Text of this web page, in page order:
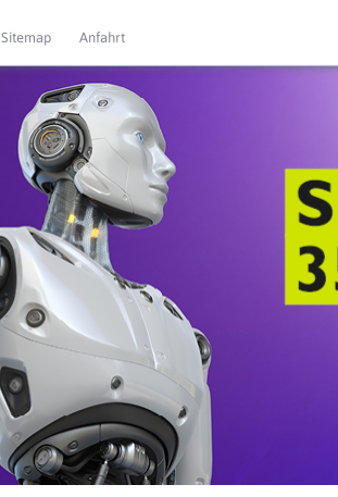
Sitemap Anfahrt